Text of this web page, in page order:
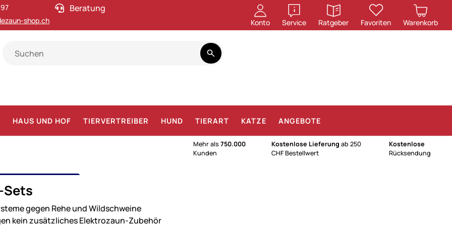
shop.ch
Beratung
Konto Service
öffnen
Ratgeber
öffnen
Favoriten Warenkorb
HAUS UND HOF TIERVERTREIBER HUND TIERART KATZE ANGEBOTE
Mehr als750.000
Kunden
Kostenlose Lieferung ab 250
CHF Bestellwert
Kostenlose
Rücksendung
& praktisch
gegen Rehe und Wildschweine
kein zusätzliches Elektrozaun-Zubehör